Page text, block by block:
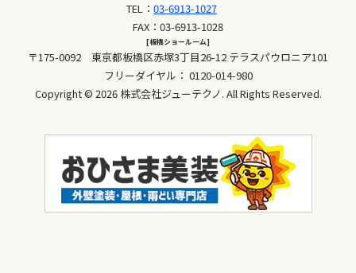
TEL： 03-6913-1027
FAX：03-6913-1028
[板橋ショールーム]
〒175-0092 東京都板橋区赤塚3丁目26-12 テラスパウロニア101
フリーダイヤル： 0120-014-980
Copyright © 2026 株式会社ジューテクノ. All Rights Reserved.